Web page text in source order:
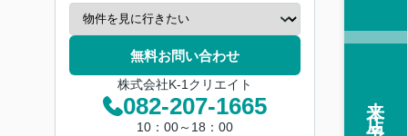
無料お問い合わせ
株式会社K-1クリエイト
082-207-1665
10：00～18：00
来店予約